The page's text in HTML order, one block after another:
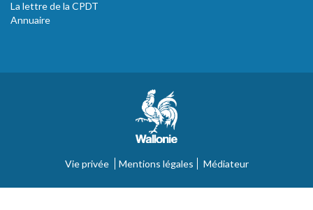
La lettre de la CPDT
Annuaire
Vie privée Mentions légales Médiateur